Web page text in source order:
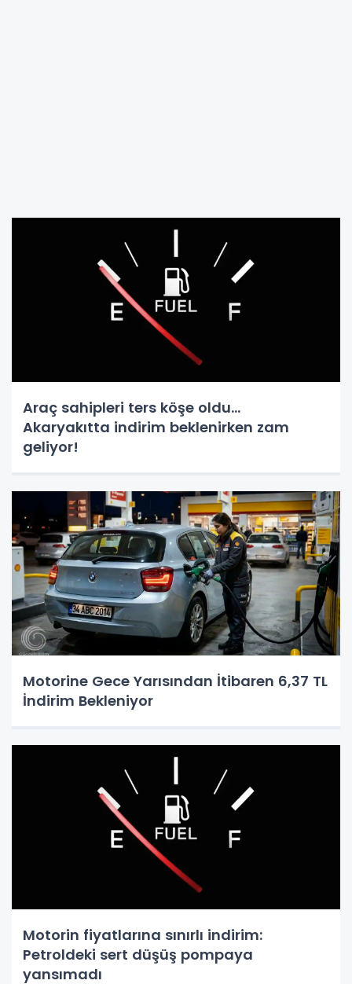
Araç sahipleri ters köşe oldu...
Akaryakıtta indirim beklenirken zam
geliyor!
Motorine Gece Yarısından İtibaren 6,37 TL
İndirim Bekleniyor
Motorin fiyatlarına sınırlı indirim:
Petroldeki sert düşüş pompaya
yansımadı